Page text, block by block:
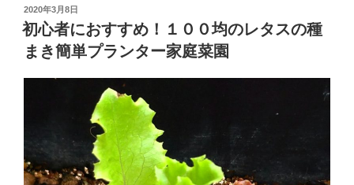
タ
ー
家
虫
ネ
ッ
投
稿
日:
2020年3月8日
初心者におすすめ！１００均のレタスの種
まき簡単プランター家庭菜園